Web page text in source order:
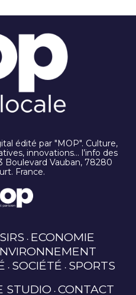
édité par "MOP". Culture,
innovations… l’info des
Boulevard Vauban, 78280
France.
ECONOMIE
SOCIÉTÉ SPORTS
STUDIO CONTACT